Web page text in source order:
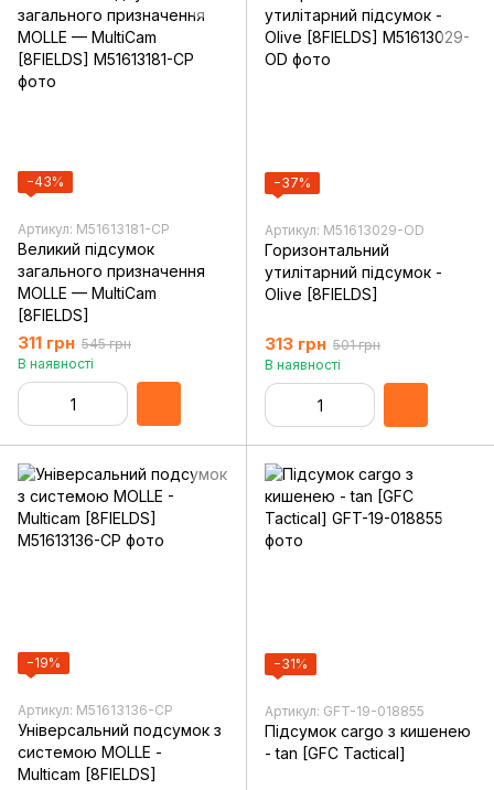
−43%
Артикул: M51613181-CP
Великий підсумок
загального призначення
MOLLE — MultiCam
[8FIELDS]
311 грн 545 грн
В наявності
−37%
Артикул: M51613029-OD
Горизонтальний
утилітарний підсумок -
Olive [8FIELDS]
313 грн 501 грн
В наявності
−19%
Артикул: M51613136-CP
Універсальний подсумок з
системою MOLLE -
Multicam [8FIELDS]
−31%
Артикул: GFT-19-018855
Підсумок cargo з кишенею
- tan [GFC Tactical]